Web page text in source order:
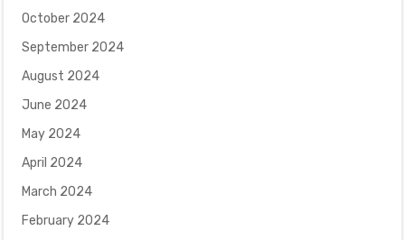
October 2024
September 2024
August 2024
June 2024
May 2024
April 2024
March 2024
February 2024